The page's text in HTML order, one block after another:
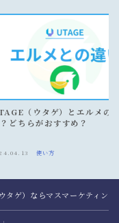
（ウタゲ）とエルメの
どちらがおすすめ？
使い方
タゲ）ならマスマーケティン